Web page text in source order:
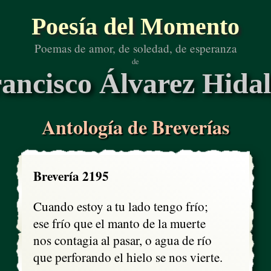
Poesía del Momento
Poemas de amor, de soledad, de esperanza
de
Álvarez
Antología de Breverías
Brevería 2195
Cuando estoy a tu lado tengo frío;
ese frío que el manto de la muerte
nos contagia al pasar, o agua de río
que perforando el hielo se nos vierte.